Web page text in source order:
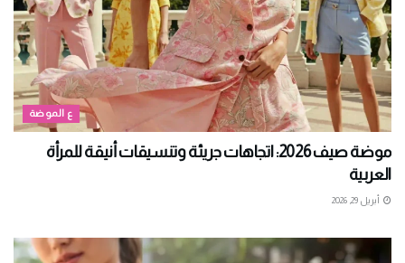
ع الموضة
موضة صيف 2026: اتجاهات جريئة وتنسيقات أنيقة للمرأة
العربية
أبريل 29, 2026